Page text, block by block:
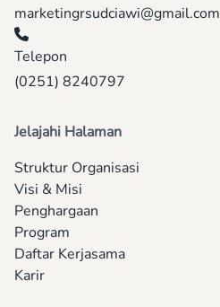
marketingrsudciawi@gmail.com
Telepon
(0251) 8240797
Jelajahi Halaman
Struktur Organisasi
Visi & Misi
Penghargaan
Program
Daftar Kerjasama
Karir